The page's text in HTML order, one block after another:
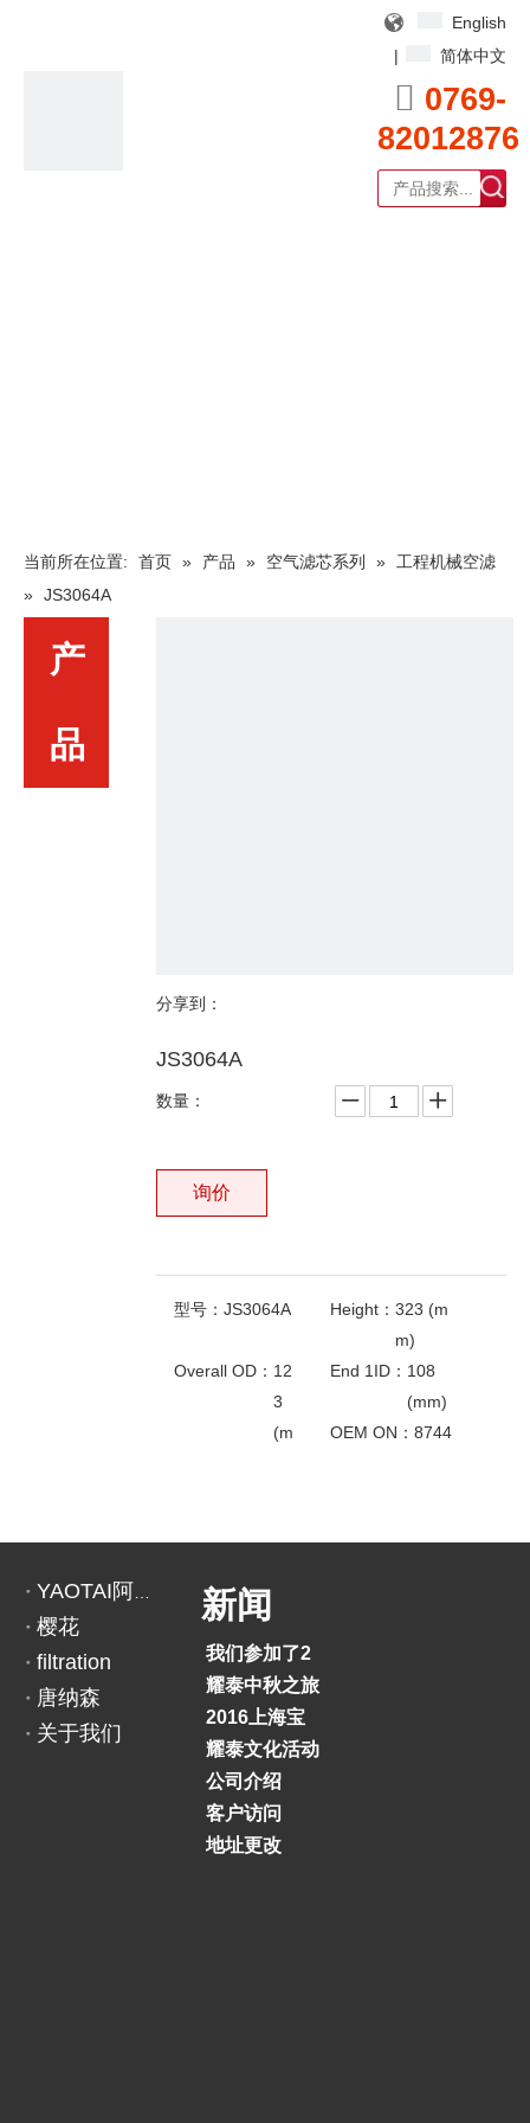
English
|
简体中文
 0769-
82012876
当前所在位置: 首页 » 产品 » 空气滤芯系列 »
工程机械空滤
» JS3064A
产
品
分享到：
JS3064A
数量：
询价
型号： JS3064A Height：323 (m
m)
Overall OD： 12
3
(m
End 1ID： 108
(mm)
OEM ON：8744
上一条: 下一条:
樱花
filtration
唐纳森
关于我们
新闻
我们参加了2018印度BAUMA展览会
耀泰中秋之旅
2016上海宝马展
耀泰文化活动
公司介绍
客户访问
地址更改